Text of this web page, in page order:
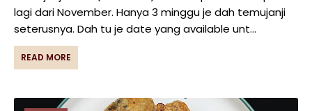
lagi dari November. Hanya 3 minggu je dah temujanji
seterusnya. Dah tu je date yang available unt…
READ MORE